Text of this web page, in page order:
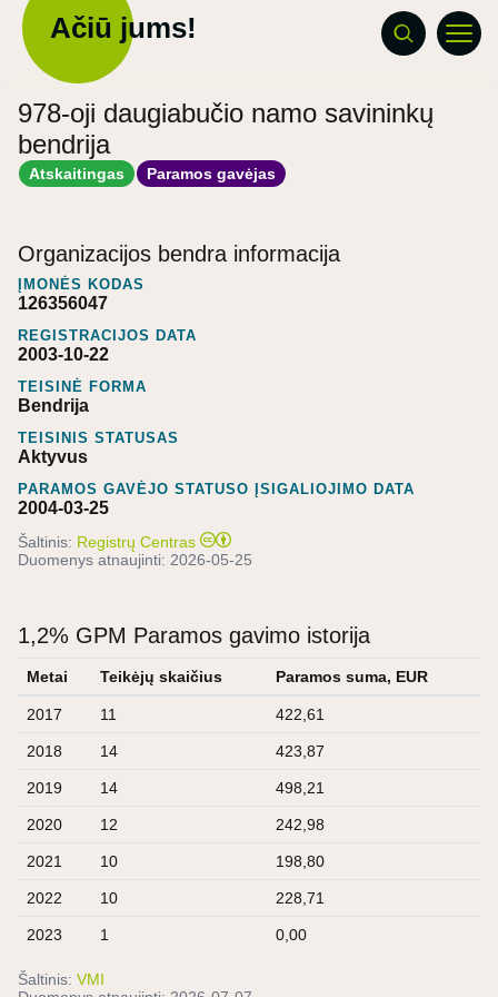
Ačiū jums!
978-oji daugiabučio namo savininkų
bendrija
Atskaitingas Paramos gavėjas
Organizacijos bendra informacija
ĮMONĖS KODAS
126356047
REGISTRACIJOS DATA
2003-10-22
TEISINĖ FORMA
Bendrija
TEISINIS STATUSAS
Aktyvus
PARAMOS GAVĖJO STATUSO ĮSIGALIOJIMO DATA
2004-03-25
Šaltinis: Registrų Centras
Duomenys atnaujinti: 2026-05-25
1,2% GPM Paramos gavimo istorija
Metai Teikėjų skaičius Paramos suma, EUR
2017 11 422,61
2018 14 423,87
2019 14 498,21
2020 12 242,98
2021 10 198,80
2022 10 228,71
2023 1 0,00
Šaltinis: VMI